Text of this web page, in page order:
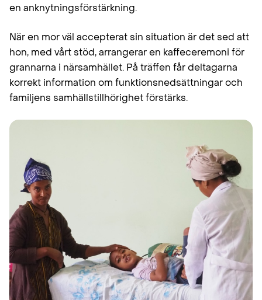
en anknytningsförstärkning.
När en mor väl accepterat sin situation är det sed att
hon, med vårt stöd, arrangerar en kaffeceremoni för
grannarna i närsamhället. På träffen får deltagarna
korrekt information om funktionsnedsättningar och
familjens samhällstillhörighet förstärks.